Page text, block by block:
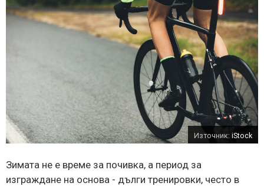
Източник: iStock
Зимата не е време за почивка, а период за
изграждане на основа - дълги тренировки, често в